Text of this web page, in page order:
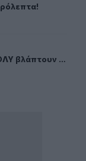
βλάπτουν …
βλάπτουν …